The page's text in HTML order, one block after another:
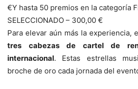
€Y hasta 50 premios en la categoría
SELECCIONADO – 300,00 €
Para elevar aún más la experiencia,
tres cabezas de cartel de
internacional. Estas estrellas
broche de oro cada jornada del